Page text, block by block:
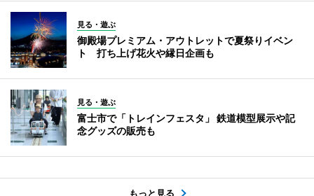
見る・遊ぶ
御殿場プレミアム・アウトレットで夏祭りイベン
ト 打ち上げ花火や縁日企画も
見る・遊ぶ
富士市で「トレインフェスタ」 鉄道模型展示や記
念グッズの販売も
もっと見る